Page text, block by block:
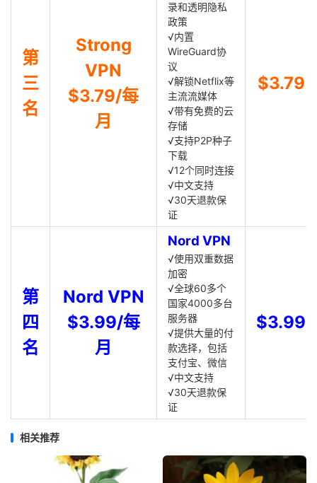
第
三
名
Strong
VPN
$3.79/每
月
录和透明隐私
政策
√内置
WireGuard协
议
√解锁Netflix等
主流流媒体
√带有免费的云
存储
√支持P2P种子
下载
√12个同时连接
√中文支持
√30天退款保
证
$3.79
第
四
名
Nord VPN
$3.99/每
月
Nord VPN
√使用双重数据
加密
√全球60多个
国家4000多台
服务器
√提供大量的付
款选择，包括
支付宝、微信
√中文支持
√30天退款保
证
$3.99
相关推荐